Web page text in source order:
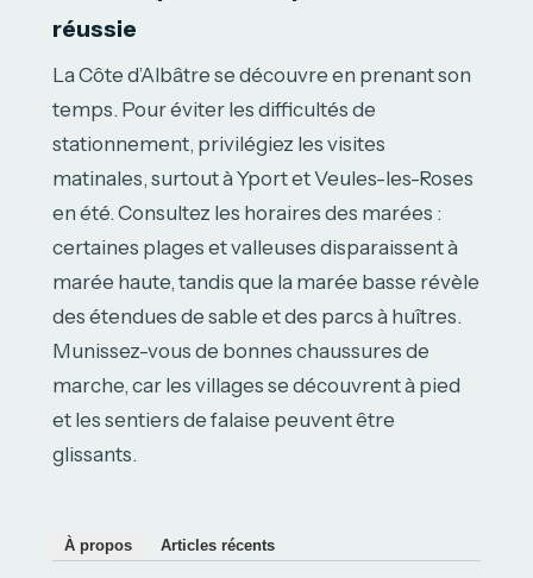
réussie
La Côte d’Albâtre se découvre en prenant son
temps. Pour éviter les difficultés de
stationnement, privilégiez les visites
matinales, surtout à Yport et Veules-les-Roses
en été. Consultez les horaires des marées :
certaines plages et valleuses disparaissent à
marée haute, tandis que la marée basse révèle
des étendues de sable et des parcs à huîtres.
Munissez-vous de bonnes chaussures de
marche, car les villages se découvrent à pied
et les sentiers de falaise peuvent être
glissants.
À propos Articles récents